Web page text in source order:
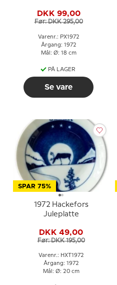
DKK 99,00
Før: DKK 295,00
Varenr.: PX1972
Årgang: 1972
Mål: Ø: 18 cm
PÅ LAGER
Se vare
SPAR 75%
1972 Hackefors
Juleplatte
DKK 49,00
Før: DKK 195,00
Varenr.: HXT1972
Årgang: 1972
Mål: Ø: 20 cm